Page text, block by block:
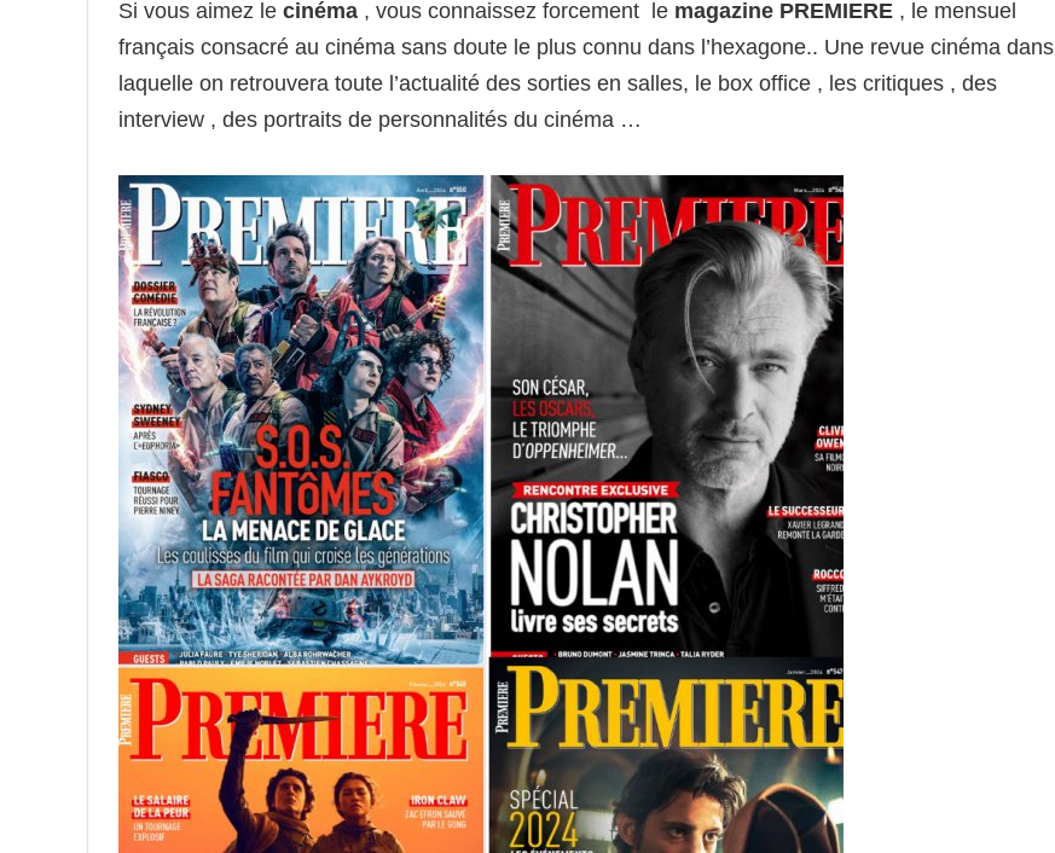
Si vous aimez le cinéma , vous connaissez forcement le magazine PREMIERE , le mensuel
français consacré au cinéma sans doute le plus connu dans l’hexagone.. Une revue cinéma dans
laquelle on retrouvera toute l’actualité des sorties en salles, le box office , les critiques , des
interview , des portraits de personnalités du cinéma …